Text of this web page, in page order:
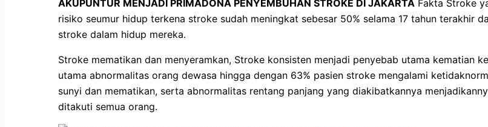
AKUPUNTUR MENJADI PRIMADONA PENYEMBUHAN STROKE DI JAKARTA Fakta Stroke
risiko seumur hidup terkena stroke sudah meningkat sebesar 50% selama 17 tahun terakhir
stroke dalam hidup mereka.
Stroke mematikan dan menyeramkan, Stroke konsisten menjadi penyebab utama kematian
utama abnormalitas orang dewasa hingga dengan 63% pasien stroke mengalami
sunyi dan mematikan, serta abnormalitas rentang panjang yang diakibatkannya
ditakuti semua orang.